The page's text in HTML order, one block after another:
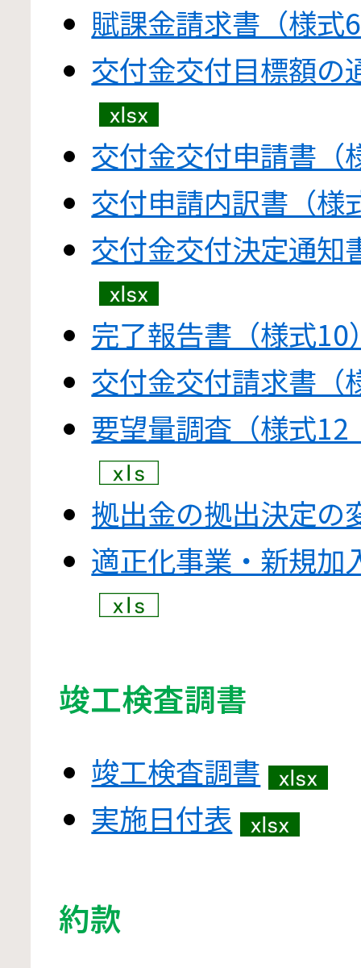
賦課金請求書（様式
交付金交付目標額の
交付金交付申請書（
交付申請内訳書（様
交付金交付決定通知
完了報告書（様式10
交付金交付請求書（
要望量調査（様式
拠出金の拠出決定の
適正化事業・新規
竣工検査調書
竣工検査調書
実施日付表
約款